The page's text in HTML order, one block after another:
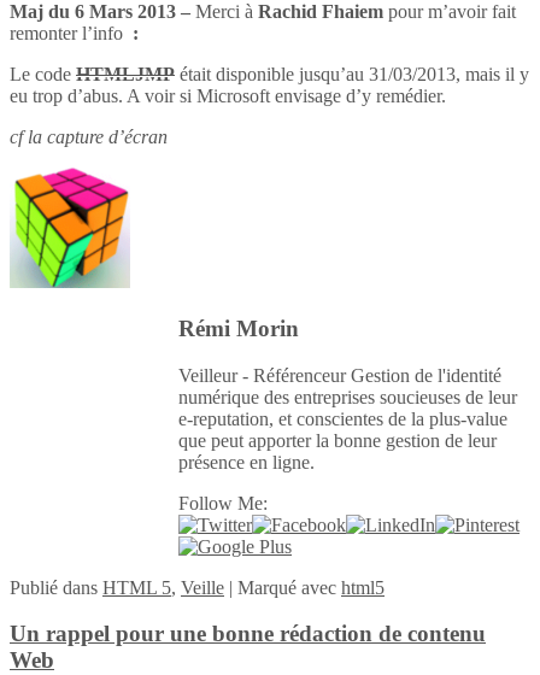
Maj du 6 Mars 2013 – Merci à Rachid Fhaiem pour m’avoir fait
remonter l’info :
Le code HTMLJMP était disponible jusqu’au 31/03/2013, mais il y
eu trop d’abus. A voir si Microsoft envisage d’y remédier.
cf la capture d’écran
Rémi Morin
Veilleur - Référenceur Gestion de l'identité
numérique des entreprises soucieuses de leur
e-reputation, et conscientes de la plus-value
que peut apporter la bonne gestion de leur
présence en ligne.
Follow Me:
Publié dans HTML 5, Veille | Marqué avec html5
Un rappel pour une bonne rédaction de contenu
Web